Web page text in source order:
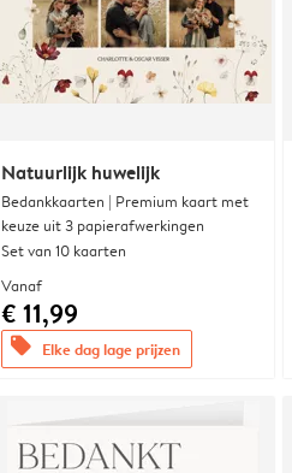
Natuurlijk huwelijk
Bedankkaarten | Premium kaart met
keuze uit 3 papierafwerkingen
Set van 10 kaarten
Vanaf
€ 11,99
offers Elke dag lage prijzen